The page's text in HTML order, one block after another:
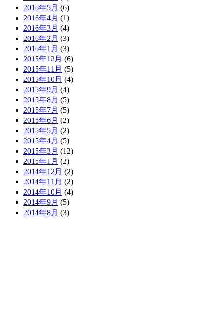
2016年5月 (6)
2016年4月 (1)
2016年3月 (4)
2016年2月 (3)
2016年1月 (3)
2015年12月 (6)
2015年11月 (5)
2015年10月 (4)
2015年9月 (4)
2015年8月 (5)
2015年7月 (5)
2015年6月 (2)
2015年5月 (2)
2015年4月 (5)
2015年3月 (12)
2015年1月 (2)
2014年12月 (2)
2014年11月 (2)
2014年10月 (4)
2014年9月 (5)
2014年8月 (3)